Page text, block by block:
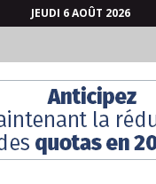
JEUDI 6 AOÛT 2026